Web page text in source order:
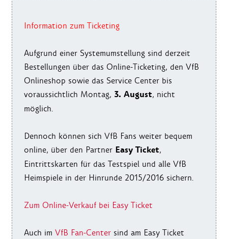
Information zum Ticketing
Aufgrund einer Systemumstellung sind derzeit
Bestellungen über das Online-Ticketing, den VfB
Onlineshop sowie das Service Center bis
voraussichtlich Montag, 3. August, nicht
möglich.
Dennoch können sich VfB Fans weiter bequem
online, über den Partner Easy Ticket,
Eintrittskarten für das Testspiel und alle VfB
Heimspiele in der Hinrunde 2015/2016 sichern.
Zum Online-Verkauf bei Easy Ticket
Auch im VfB Fan-Center sind am Easy Ticket